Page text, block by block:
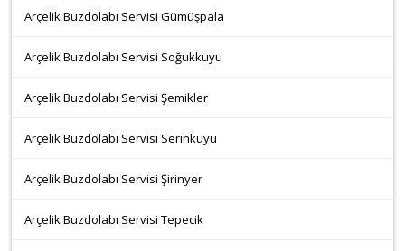
Arçelik Buzdolabı Servisi Gümüşpala
Arçelik Buzdolabı Servisi Soğukkuyu
Arçelik Buzdolabı Servisi Şemikler
Arçelik Buzdolabı Servisi Serinkuyu
Arçelik Buzdolabı Servisi Şirinyer
Arçelik Buzdolabı Servisi Tepecik